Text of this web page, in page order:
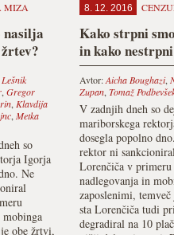
MIZA
nasilja
, Gregor
, Klavdija
, Metka
so
Igorja
Ne
mobinga
obe žrtvi,
8. 12. 2016
Kako strpni
in kako
Avtor:Aicha Boughazi,
Zupan, Tomaž
V zadnjih dneh so
mariborskega
dosegla popolno
rektor ni
Lorenčiča v primeru
nadlegovanja in
zaposlenimi,
sta Lorenčiča tudi
degradiral na 10